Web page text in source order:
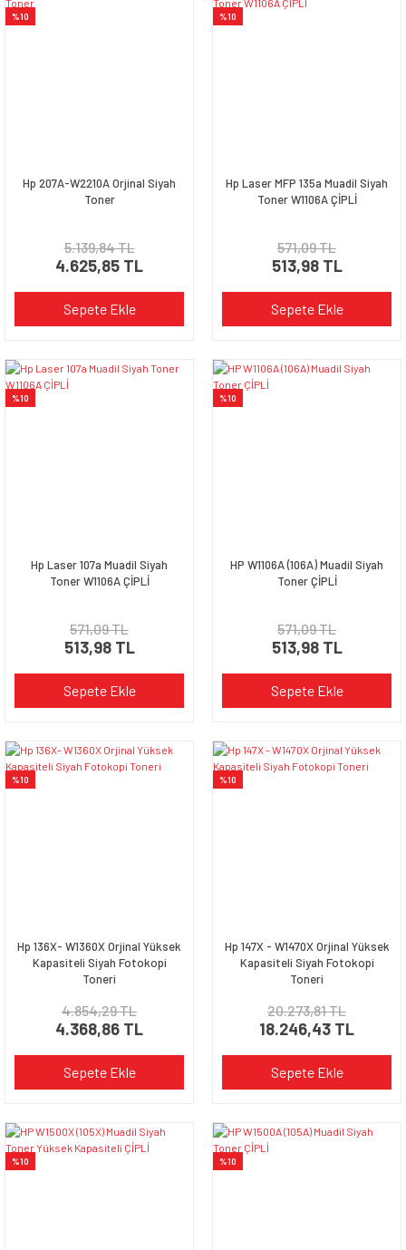
%10
Hp 207A-W2210A Orjinal Siyah
Toner
5.139,84 TL
4.625,85 TL
Sepete Ekle
%10
Hp Laser MFP 135a Muadil Siyah
Toner W1106A ÇİPLİ
571,09 TL
513,98 TL
Sepete Ekle
%10
Hp Laser 107a Muadil Siyah
Toner W1106A ÇİPLİ
571,09 TL
513,98 TL
Sepete Ekle
%10
HP W1106A (106A) Muadil Siyah
Toner ÇİPLİ
571,09 TL
513,98 TL
Sepete Ekle
%10
Hp 136X- W1360X Orjinal Yüksek
Kapasiteli Siyah Fotokopi
Toneri
4.854,29 TL
4.368,86 TL
Sepete Ekle
%10
Hp 147X - W1470X Orjinal Yüksek
Kapasiteli Siyah Fotokopi
Toneri
20.273,81 TL
18.246,43 TL
Sepete Ekle
%10 %10